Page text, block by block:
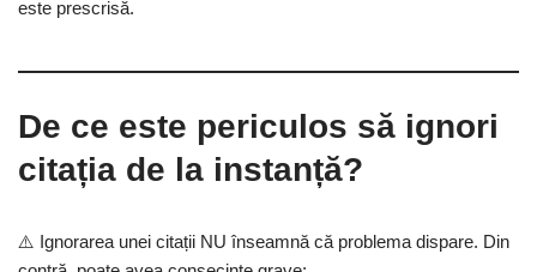
este prescrisă.
De ce este periculos să ignori
citația de la instanță?
⚠️ Ignorarea unei citații NU înseamnă că problema dispare. Din